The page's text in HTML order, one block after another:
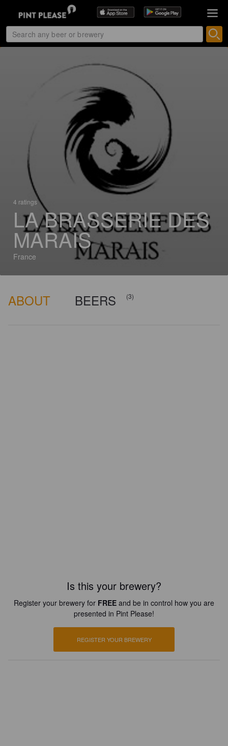
4 ratings
LA BRASSERIE DES
MARAIS
France
ABOUT BEERS (3)
Is this your brewery?
Register your brewery for FREE and be in control how you are
presented in Pint Please!
REGISTER YOUR BREWERY